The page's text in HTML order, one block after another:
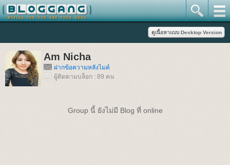
Am Nicha
ฝากข้อความหลังไมค์
ผู้ติดตามบล็อก : 89 คน
Group นี้ ยังไม่มี Blog ที่ online